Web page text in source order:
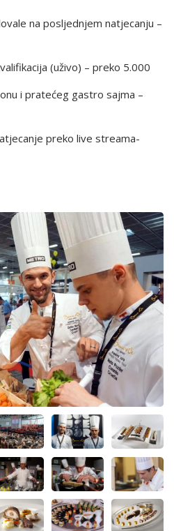
na posljednjem natjecanju –
(uživo) – preko 5.000
i pratećeg gastro sajma –
preko live streama-